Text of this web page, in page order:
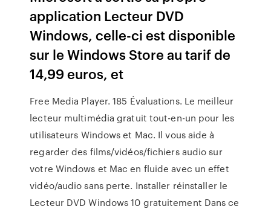
application Lecteur DVD
Windows, celle-ci est disponible
sur le Windows Store au tarif de
14,99 euros, et
Free Media Player. 185 Évaluations. Le meilleur
lecteur multimédia gratuit tout-en-un pour les
utilisateurs Windows et Mac. Il vous aide à
regarder des films/vidéos/fichiers audio sur
votre Windows et Mac en fluide avec un effet
vidéo/audio sans perte. Installer réinstaller le
Lecteur DVD Windows 10 gratuitement Dans ce